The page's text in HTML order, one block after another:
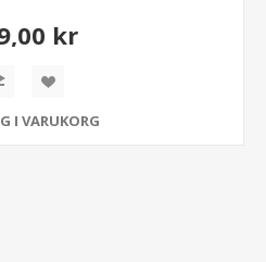
kr
I VARUKORG